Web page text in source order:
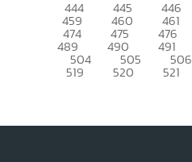
444 445 446
459 460 461
474 475 476
489 490 491
504 505 506
519 520 521